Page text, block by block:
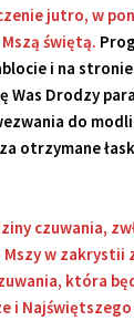
jutro, w
świętą.
i na
Was Drodzy
do
otrzymane
czuwania,
Mszy w zakrystii
która
i